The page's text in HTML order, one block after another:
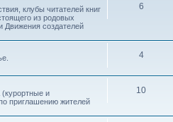
клубы читателей книг
из родовых
создателей
6
4
и
приглашению жителей
10